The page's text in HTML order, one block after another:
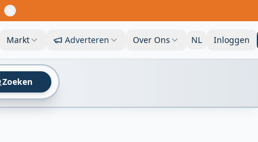
Markt Adverteren Over Ons NL Inloggen
Zoeken